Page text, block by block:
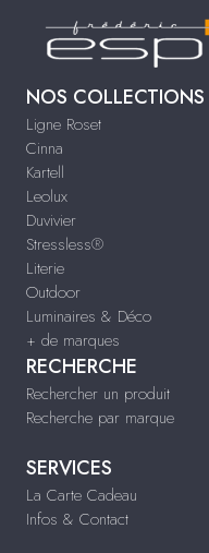
NOS COLLECTIONS
Ligne Roset
Cinna
Kartell
Leolux
Duvivier
Stressless®
Literie
Outdoor
Luminaires & Déco
+ de marques
RECHERCHE
Rechercher un produit
Recherche par marque
SERVICES
La Carte Cadeau
Infos & Contact